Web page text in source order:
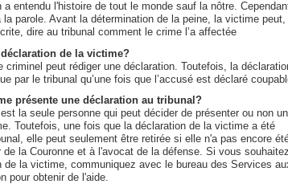
a entendu l'histoire de tout le monde sauf la nôtre.
parole. Avant la détermination de la peine, la victime peut,
dire au tribunal comment le crime l’a affectée
de la victime?
criminel peut rédiger une déclaration. Toutefois, la
par le tribunal qu’une fois que l’accusé est déclaré
présente une déclaration au tribunal?
la seule personne qui peut décider de présenter ou non
Toutefois, une fois que la déclaration de la victime a été
elle peut seulement être retirée si elle n'a pas encore
de la Couronne et à l'avocat de la défense. Si vous souhaitez
de la victime, communiquez avec le bureau des Services
pour obtenir de l'aide.